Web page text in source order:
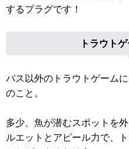
するプラグです！
トラウト
バス以外のトラウトゲーム
のこと。
多少、魚が潜むスポットを
ルエットとアピール力で、